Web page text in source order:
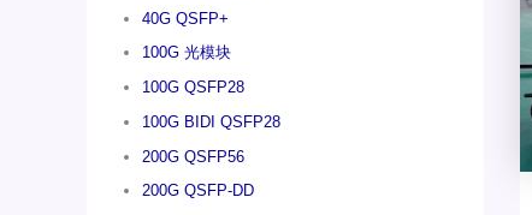
40G QSFP+
100G 光模块
100G QSFP28
100G BIDI QSFP28
200G QSFP56
200G QSFP-DD